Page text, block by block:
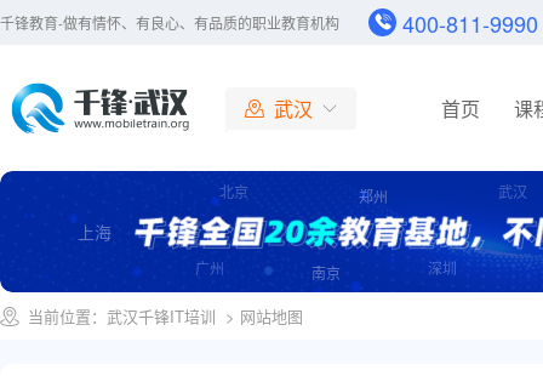
千锋教育-做有情怀、有良心、有品质的职业教育机构 400-811-9990
武汉
北京
广州
成都
杭州
首页 课
上海
北京 郑州 武汉
广州 南京 深圳
当前位置： 武汉千锋IT培训 > 网站地图